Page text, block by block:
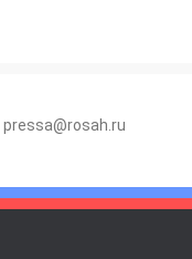
pressa@rosah.ru